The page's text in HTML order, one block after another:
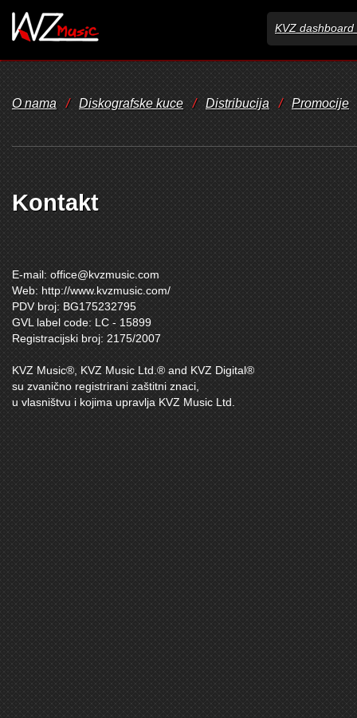
KVZ dashboard
O nama / Diskografske kuce / Distribucija / Promocije
Kontakt
E-mail: office@kvzmusic.com
Web: http://www.kvzmusic.com/
PDV broj: BG175232795
GVL label code: LC - 15899
Registracijski broj: 2175/2007
KVZ Music®, KVZ Music Ltd.® and KVZ Digital®
su zvanično registrirani zaštitni znaci,
u vlasništvu i kojima upravlja KVZ Music Ltd.